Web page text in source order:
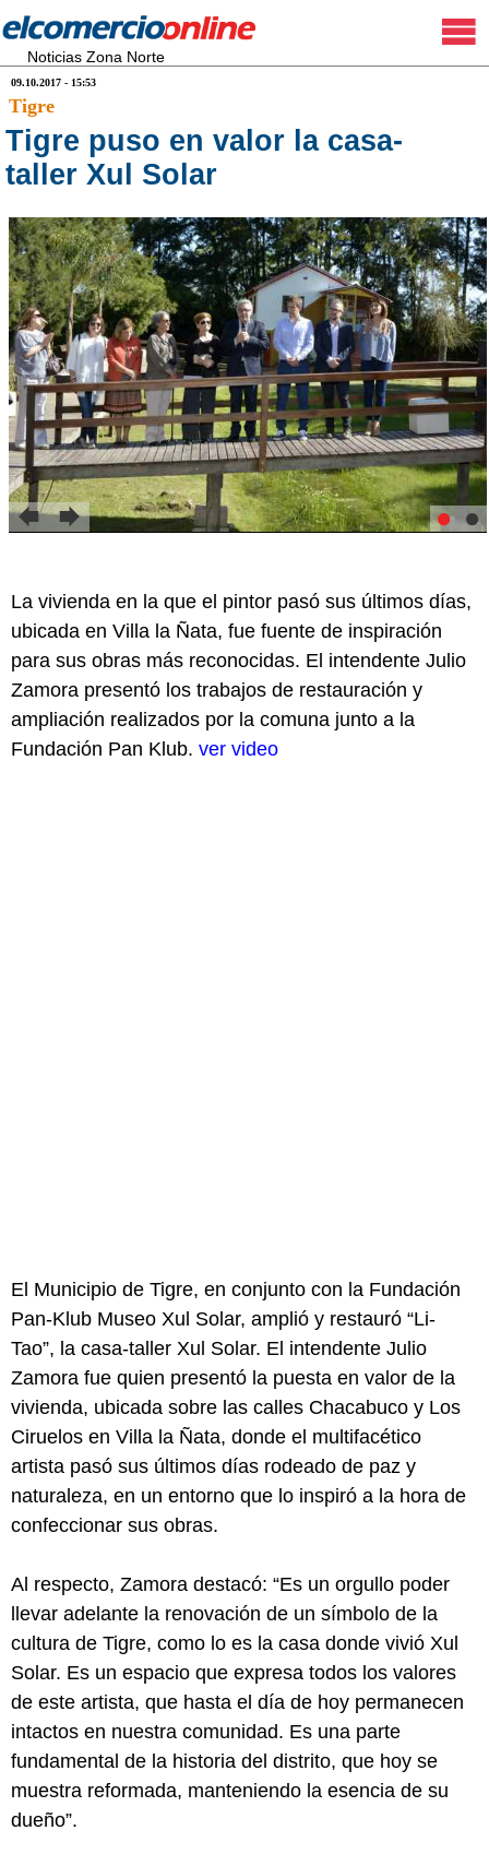
Noticias Zona Norte
09.10.2017 - 15:53
Tigre
Tigre puso en valor la casa-
taller Xul Solar
La vivienda en la que el pintor pasó sus últimos días,
ubicada en Villa la Ñata, fue fuente de inspiración
para sus obras más reconocidas. El intendente Julio
Zamora presentó los trabajos de restauración y
ampliación realizados por la comuna junto a la
Fundación Pan Klub. ver video
El Municipio de Tigre, en conjunto con la Fundación
Pan-Klub Museo Xul Solar, amplió y restauró “Li-
Tao”, la casa-taller Xul Solar. El intendente Julio
Zamora fue quien presentó la puesta en valor de la
vivienda, ubicada sobre las calles Chacabuco y Los
Ciruelos en Villa la Ñata, donde el multifacético
artista pasó sus últimos días rodeado de paz y
naturaleza, en un entorno que lo inspiró a la hora de
confeccionar sus obras.
Al respecto, Zamora destacó: “Es un orgullo poder
llevar adelante la renovación de un símbolo de la
cultura de Tigre, como lo es la casa donde vivió Xul
Solar. Es un espacio que expresa todos los valores
de este artista, que hasta el día de hoy permanecen
intactos en nuestra comunidad. Es una parte
fundamental de la historia del distrito, que hoy se
muestra reformada, manteniendo la esencia de su
dueño”.